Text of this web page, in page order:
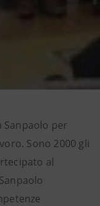
Sanpaolo per
Sono 2000 gli
al